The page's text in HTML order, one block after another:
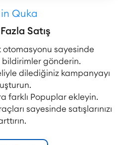
Quka
Satış
otomasyonu sayesinde
gönderin.
dilediğiniz kampanyayı
farklı Popuplar ekleyin.
sayesinde satışlarınızı